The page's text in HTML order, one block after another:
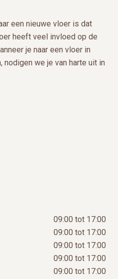
een nieuwe vloer is dat
heeft veel invloed op de
je naar een vloer in
nodigen we je van harte uit in
09:00 tot 17:00
09:00 tot 17:00
09:00 tot 17:00
09:00 tot 17:00
09:00 tot 17:00